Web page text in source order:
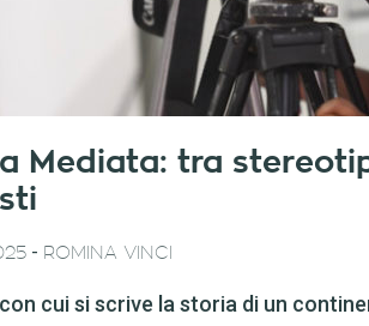
Mediata: tra
- ROMINA VINCI
cui si scrive la storia di un